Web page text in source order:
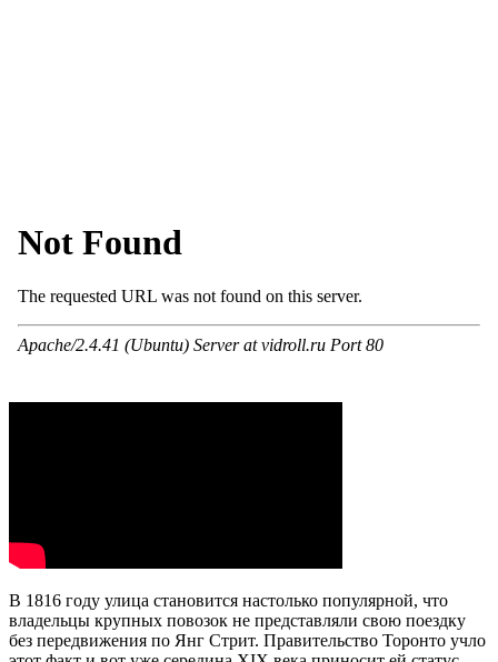
В 1816 году улица становится настолько популярной, что
владельцы крупных повозок не представляли свою поездку
без передвижения по Янг Стрит. Правительство Торонто учло